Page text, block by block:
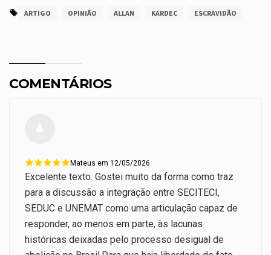
ARTIGO OPINIÃO ALLAN KARDEC ESCRAVIDÃO
COMENTÁRIOS
Mateus em 12/05/2026
Excelente texto. Gostei muito da forma como traz
para a discussão a integração entre SECITECI,
SEDUC e UNEMAT como uma articulação capaz de
responder, ao menos em parte, às lacunas
históricas deixadas pelo processo desigual de